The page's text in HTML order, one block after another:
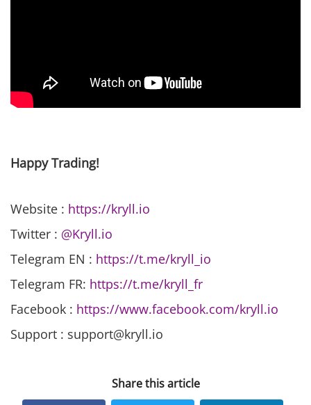
Happy Trading!
Website : https://kryll.io
Twitter : @Kryll.io
Telegram EN : https://t.me/kryll_io
Telegram FR: https://t.me/kryll_fr
Facebook : https://www.facebook.com/kryll.io
Support : support@kryll.io
Share this article